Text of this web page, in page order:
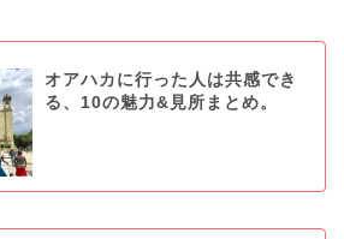
オアハカに行った人は共感でき
る、10の魅力&見所まとめ。